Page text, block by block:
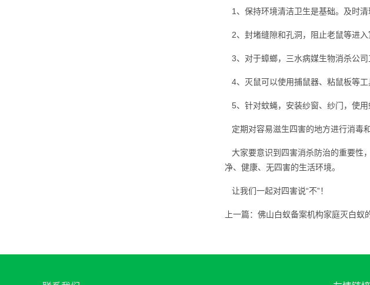
1、保持环境清洁卫生是基础。及时清
2、封堵缝隙和孔洞，阻止老鼠等进入
3、对于蟑螂，三水病媒生物消杀公
4、灭鼠可以使用捕鼠器、粘鼠板等工
5、针对蚊蝇，安装纱窗、纱门，使
定期对容易滋生四害的地方进行消毒
大家要意识到四害消杀防治的重要性
净、健康、无四害的生活环境。
让我们一起对四害说“不”！
上一篇： 佛山白蚁备案机构家庭灭白蚁